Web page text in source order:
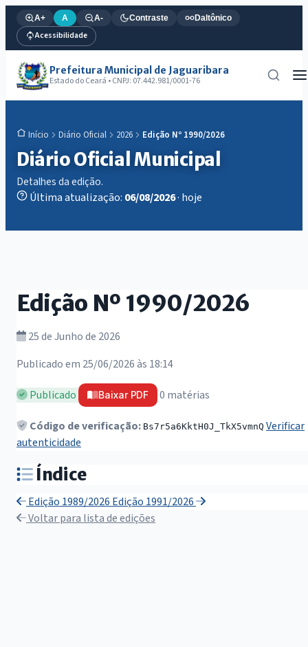
A+ A A- Contraste Daltônico
Acessibilidade
Prefeitura Municipal de Jaguaribara
Estado do Ceará • CNPJ: 07.442.981/0001-76
Início Diário Oficial 2026 Edição Nº 1990/2026
Diário Oficial Municipal
Detalhes da edição.
Última atualização: 06/08/2026· hoje
Edição Nº 1990/2026
25 de Junho de 2026
Publicado em 25/06/2026 às 18:14
Publicado Baixar PDF 0 matérias
Código de verificação: Bs7r5a6KktH0J_TkX5vmnQ Verificar
autenticidade
Índice
Edição 1989/2026 Edição 1991/2026
Voltar para lista de edições